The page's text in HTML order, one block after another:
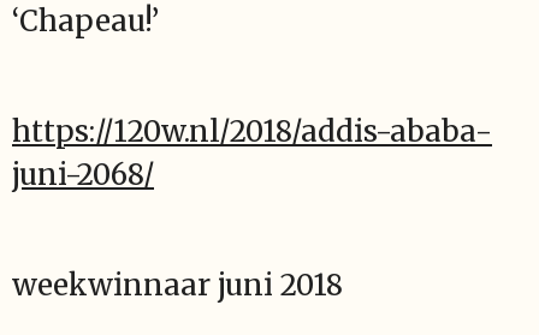
‘Chapeau!’
https://120w.nl/2018/addis-ababa-
juni-2068/
weekwinnaar juni 2018